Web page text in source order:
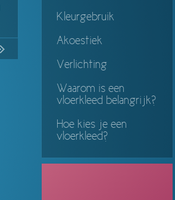
Kleurgebruik
Akoestiek
Verlichting
Waarom is een
vloerkleed belangrijk?
Hoe kies je een
vloerkleed?